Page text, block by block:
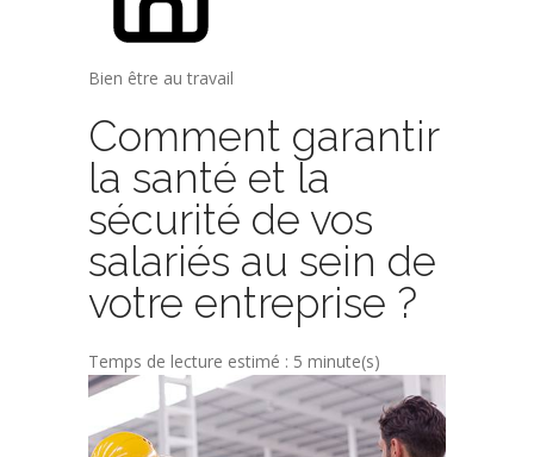
Bien être au travail
Comment garantir
la santé et la
sécurité de vos
salariés au sein de
votre entreprise ?
Temps de lecture estimé : 5 minute(s)